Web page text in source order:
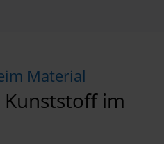
Material
im